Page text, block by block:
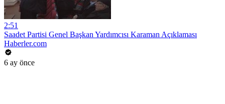
2:51
Saadet Partisi Genel Başkan Yardımcısı Karaman Açıklaması
Haberler.com
6 ay önce